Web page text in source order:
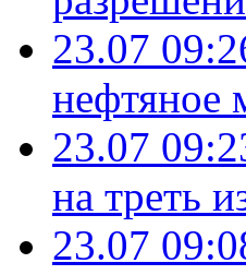
23.07
нефтяное
23.07
на треть
23.07